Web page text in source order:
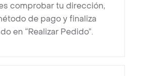
comprobar tu dirección,
de pago y finaliza
en “Realizar Pedido”.